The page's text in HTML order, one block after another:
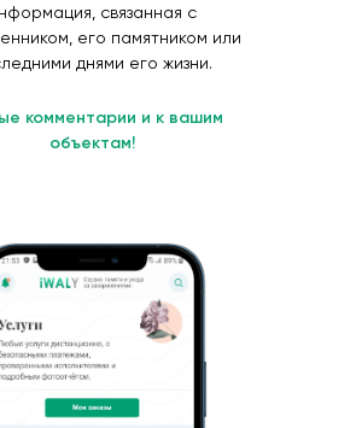
связанная с
его памятником или
днями его жизни.
комментарии и к вашим
объектам!